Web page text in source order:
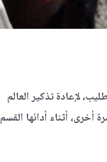
لإعادة تذكير العالم
أثناء أدائها القسم